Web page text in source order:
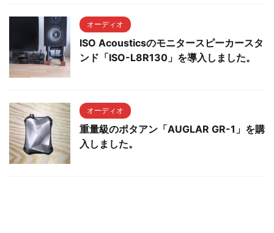
オーディオ
ISO Acousticsのモニタースピーカースタ
ンド「ISO-L8R130」を導入しました。
オーディオ
重量級のポタアン「AUGLAR GR-1」を購
入しました。